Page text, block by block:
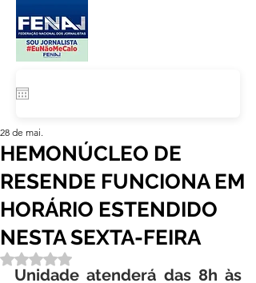
HEMONÚCLEO DE
RESENDE FUNCIONA EM
HORÁRIO ESTENDIDO
NESTA SEXTA-FEIRA
28 de mai.
Avaliado com NaN de 5 estrelas.
Unidade atenderá das 8h às